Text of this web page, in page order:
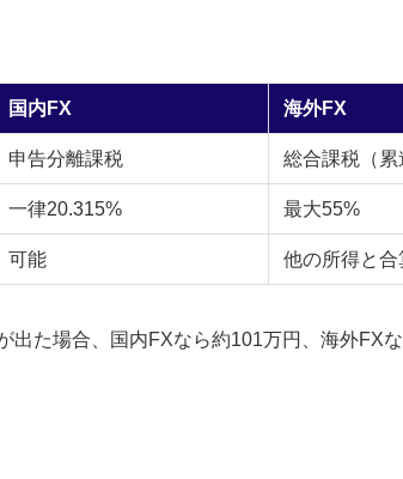
国内FX 海外FX
申告分離課税 総合課税（累
一律20.315% 最大55%
可能 他の所得と合
出た場合、国内FXなら約101万円、海外FX